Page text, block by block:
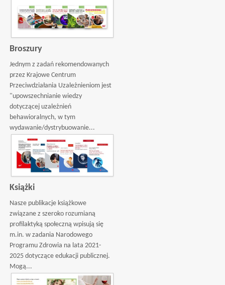
Broszury
Jednym z zadań rekomendowanych
przez Krajowe Centrum
Przeciwdziałania Uzależnieniom jest
"upowszechnianie wiedzy
dotyczącej uzależnień
behawioralnych, w tym
wydawanie/dystrybuowanie...
Książki
Nasze publikacje książkowe
związane z szeroko rozumianą
profilaktyką społeczną wpisują się
m.in. w zadania Narodowego
Programu Zdrowia na lata 2021-
2025 dotyczące edukacji publicznej.
Mogą...